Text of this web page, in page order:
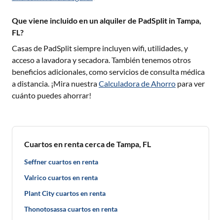
Que viene incluido en un alquiler de PadSplit in Tampa,
FL?
Casas de PadSplit siempre incluyen wifi, utilidades, y
acceso a lavadora y secadora. También tenemos otros
beneficios adicionales, como servicios de consulta médica
a distancia. ¡Mira nuestraCalculadora de Ahorro para ver
cuánto puedes ahorrar!
Cuartos en renta cerca de Tampa, FL
Seffner cuartos en renta
Valrico cuartos en renta
Plant City cuartos en renta
Thonotosassa cuartos en renta